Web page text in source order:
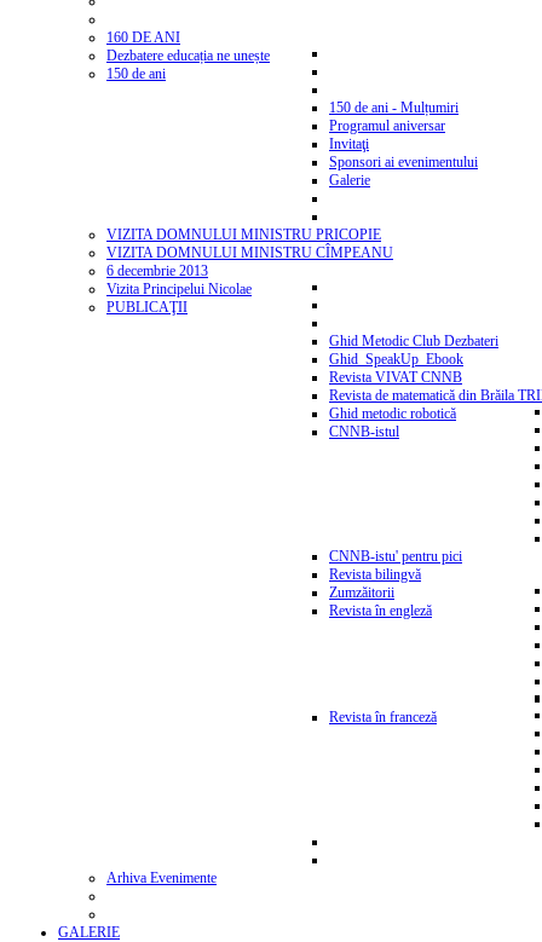
160 DE ANI
Dezbatere educația ne unește
150 de ani
150 de ani - Mulțumiri
Programul aniversar
Invitaţi
Sponsori ai evenimentului
Galerie
VIZITA DOMNULUI MINISTRU PRICOPIE
VIZITA DOMNULUI MINISTRU CÎMPEANU
6 decembrie 2013
Vizita Principelui Nicolae
PUBLICAŢII
Ghid Metodic Club Dezbateri
Ghid_SpeakUp_Ebook
Revista VIVAT CNNB
Revista de matematică din Brăila
Ghid metodic robotică
CNNB-istul
CNNB-istu' pentru pici
Revista bilingvă
Zumzăitorii
Revista în engleză
Revista în franceză
Arhiva Evenimente
GALERIE